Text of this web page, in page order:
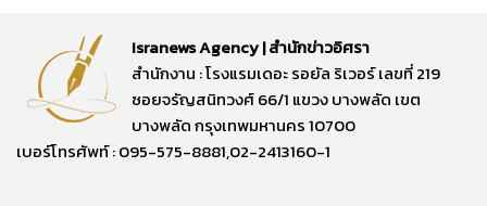
Isranews Agency | สำนักข่าวอิศรา
สำนักงาน : โรงแรมเดอะ รอยัล ริเวอร์ เลขที่ 219
ซอยจรัญสนิทวงศ์ 66/1 แขวง บางพลัด เขต
บางพลัด กรุงเทพมหานคร 10700
เบอร์โทรศัพท์ : 095-575-8881,02-2413160-1